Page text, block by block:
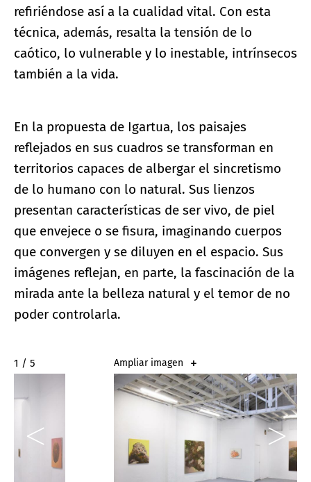
refiriéndose así a la cualidad vital. Con esta
técnica, además, resalta la tensión de lo
caótico, lo vulnerable y lo inestable, intrínsecos
también a la vida.
En la propuesta de Igartua, los paisajes
reflejados en sus cuadros se transforman en
territorios capaces de albergar el sincretismo
de lo humano con lo natural. Sus lienzos
presentan características de ser vivo, de piel
que envejece o se fisura, imaginando cuerpos
que convergen y se diluyen en el espacio. Sus
imágenes reflejan, en parte, la fascinación de la
mirada ante la belleza natural y el temor de no
poder controlarla.
2 / 5 Ampliar imagen